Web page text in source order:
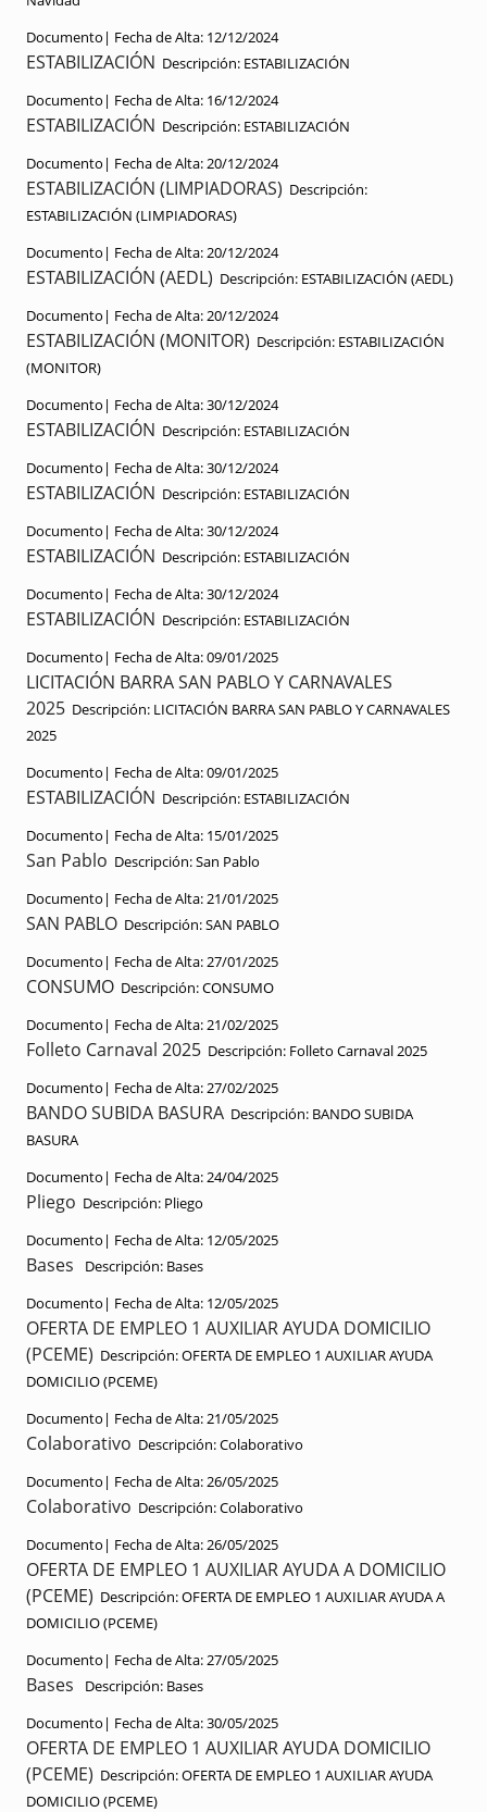
Documento| Fecha de Alta: 12/12/2024
ESTABILIZACIÓN Descripción: ESTABILIZACIÓN
Documento| Fecha de Alta: 16/12/2024
ESTABILIZACIÓN Descripción: ESTABILIZACIÓN
Documento| Fecha de Alta:20/12/2024
ESTABILIZACIÓN (LIMPIADORAS) Descripción:
ESTABILIZACIÓN (LIMPIADORAS)
Documento| Fecha de Alta:20/12/2024
ESTABILIZACIÓN (AEDL) Descripción: ESTABILIZACIÓN (AEDL)
Documento| Fecha de Alta:20/12/2024
ESTABILIZACIÓN (MONITOR) Descripción: ESTABILIZACIÓN
(MONITOR)
Documento| Fecha de Alta:30/12/2024
ESTABILIZACIÓN Descripción: ESTABILIZACIÓN
Documento| Fecha de Alta:30/12/2024
ESTABILIZACIÓN Descripción: ESTABILIZACIÓN
Documento| Fecha de Alta:30/12/2024
ESTABILIZACIÓN Descripción: ESTABILIZACIÓN
Documento| Fecha de Alta:30/12/2024
ESTABILIZACIÓN Descripción: ESTABILIZACIÓN
Documento| Fecha de Alta:09/01/2025
LICITACIÓN BARRA SAN PABLO Y CARNAVALES
2025 Descripción: LICITACIÓN BARRA SAN PABLO Y CARNAVALES
2025
Documento| Fecha de Alta:09/01/2025
ESTABILIZACIÓN Descripción: ESTABILIZACIÓN
Documento| Fecha de Alta: 15/01/2025
San Pablo Descripción:San Pablo
Documento| Fecha de Alta:21/01/2025
SAN PABLO Descripción:SAN PABLO
Documento| Fecha de Alta:27/01/2025
CONSUMO Descripción:CONSUMO
Documento| Fecha de Alta:21/02/2025
Folleto Carnaval 2025 Descripción: Folleto Carnaval 2025
Documento| Fecha de Alta:27/02/2025
BANDO SUBIDA BASURA Descripción: BANDO SUBIDA
BASURA
Documento| Fecha de Alta:24/04/2025
Pliego Descripción: Pliego
Documento| Fecha de Alta: 12/05/2025
Bases Descripción: Bases
Documento| Fecha de Alta: 12/05/2025
OFERTA DE EMPLEO 1 AUXILIAR AYUDA DOMICILIO
(PCEME) Descripción:OFERTA DE EMPLEO 1 AUXILIAR AYUDA
DOMICILIO (PCEME)
Documento| Fecha de Alta:21/05/2025
Colaborativo Descripción:Colaborativo
Documento| Fecha de Alta:26/05/2025
Colaborativo Descripción:Colaborativo
Documento| Fecha de Alta:26/05/2025
OFERTA DE EMPLEO 1 AUXILIAR AYUDA A DOMICILIO
(PCEME) Descripción:OFERTA DE EMPLEO 1 AUXILIAR AYUDA A
DOMICILIO (PCEME)
Documento| Fecha de Alta:27/05/2025
Bases Descripción: Bases
Documento| Fecha de Alta:30/05/2025
OFERTA DE EMPLEO 1 AUXILIAR AYUDA DOMICILIO
(PCEME) Descripción:OFERTA DE EMPLEO 1 AUXILIAR AYUDA
DOMICILIO (PCEME)